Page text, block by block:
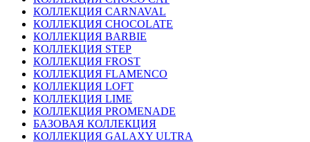
КОЛЛЕКЦИЯ CARNAVAL
КОЛЛЕКЦИЯ CHOCOLATE
КОЛЛЕКЦИЯ BARBIE
КОЛЛЕКЦИЯ STEP
КОЛЛЕКЦИЯ FROST
КОЛЛЕКЦИЯ FLAMENCO
КОЛЛЕКЦИЯ LOFT
КОЛЛЕКЦИЯ LIME
КОЛЛЕКЦИЯ PROMENADE
БАЗОВАЯ КОЛЛЕКЦИЯ
КОЛЛЕКЦИЯ GALAXY ULTRA